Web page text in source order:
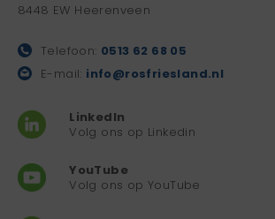
8448 EW Heerenveen
Telefoon: 0513 62 68 05
E-mail: info@rosfriesland.nl
LinkedIn
Volg ons op Linkedin
YouTube
Volg ons op YouTube